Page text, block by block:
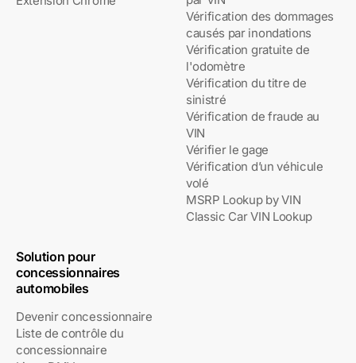
Vérification des dommages
causés par inondations
Vérification gratuite de
l'odomètre
Vérification du titre de
sinistré
Vérification de fraude au
VIN
Vérifier le gage
Vérification d’un véhicule
volé
MSRP Lookup by VIN
Classic Car VIN Lookup
Solution pour
concessionnaires
automobiles
Devenir concessionnaire
Liste de contrôle du
concessionnaire